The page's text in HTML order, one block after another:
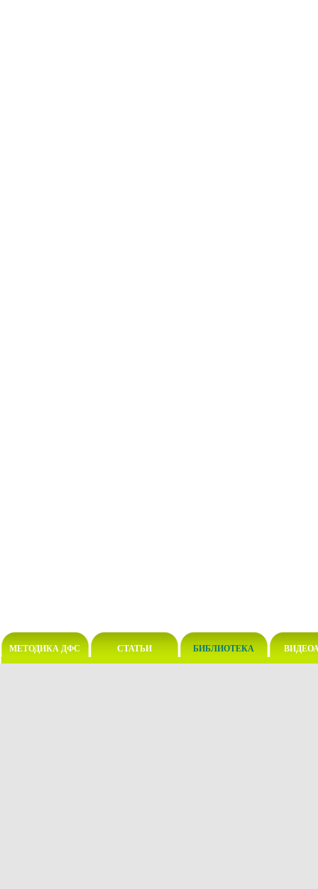
МЕТОДИКА ДФС СТАТЬИ БИБЛИОТЕКА